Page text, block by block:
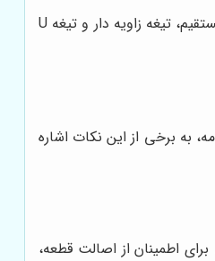
تیغه، اصلی ترین ابزار کار بلدوزر است و برای جابجایی خاک، تسطیح زمین و انجام عملیات خاکبرداری استفاده می شود. تیغه ها در انواع مختلفی مانند تیغه مستقیم، تیغه زاویه دار و تیغه U
به برخی از این نکات اشاره
اطمینان از اصالت قطعه،